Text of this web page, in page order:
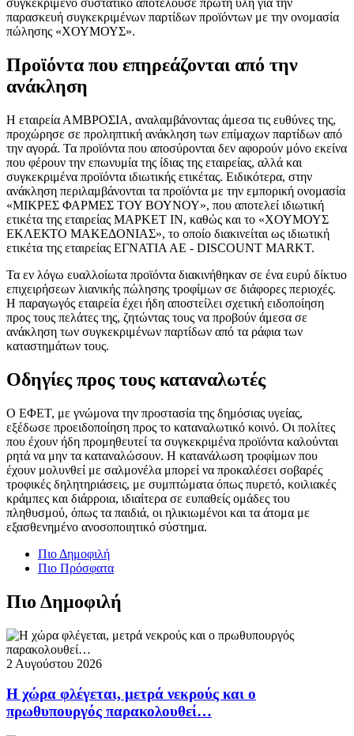
συγκεκριμένο συστατικό αποτελούσε πρώτη ύλη για την
παρασκευή συγκεκριμένων παρτίδων προϊόντων με την ονομασία
πώλησης «ΧΟΥΜΟΥΣ».
Προϊόντα που επηρεάζονται από την
ανάκληση
Η εταιρεία ΑΜΒΡΟΣΙΑ, αναλαμβάνοντας άμεσα τις ευθύνες της,
προχώρησε σε προληπτική ανάκληση των επίμαχων παρτίδων από
την αγορά. Τα προϊόντα που αποσύρονται δεν αφορούν μόνο εκείνα
που φέρουν την επωνυμία της ίδιας της εταιρείας, αλλά και
συγκεκριμένα προϊόντα ιδιωτικής ετικέτας. Ειδικότερα, στην
ανάκληση περιλαμβάνονται τα προϊόντα με την εμπορική ονομασία
«ΜΙΚΡΕΣ ΦΑΡΜΕΣ ΤΟΥ ΒΟΥΝΟΥ», που αποτελεί ιδιωτική
ετικέτα της εταιρείας ΜΑΡΚΕΤ ΙΝ, καθώς και το «ΧΟΥΜΟΥΣ
ΕΚΛΕΚΤΟ ΜΑΚΕΔΟΝΙΑΣ», το οποίο διακινείται ως ιδιωτική
ετικέτα της εταιρείας ΕΓΝΑΤΙΑ ΑΕ - DISCOUNT MARKT.
Τα εν λόγω ευαλλοίωτα προϊόντα διακινήθηκαν σε ένα ευρύ δίκτυο
επιχειρήσεων λιανικής πώλησης τροφίμων σε διάφορες περιοχές.
Η παραγωγός εταιρεία έχει ήδη αποστείλει σχετική ειδοποίηση
προς τους πελάτες της, ζητώντας τους να προβούν άμεσα σε
ανάκληση των συγκεκριμένων παρτίδων από τα ράφια των
καταστημάτων τους.
Οδηγίες προς τους καταναλωτές
Ο ΕΦΕΤ, με γνώμονα την προστασία της δημόσιας υγείας,
εξέδωσε προειδοποίηση προς το καταναλωτικό κοινό. Οι πολίτες
που έχουν ήδη προμηθευτεί τα συγκεκριμένα προϊόντα καλούνται
ρητά να μην τα καταναλώσουν. Η κατανάλωση τροφίμων που
έχουν μολυνθεί με σαλμονέλα μπορεί να προκαλέσει σοβαρές
τροφικές δηλητηριάσεις, με συμπτώματα όπως πυρετό, κοιλιακές
κράμπες και διάρροια, ιδιαίτερα σε ευπαθείς ομάδες του
πληθυσμού, όπως τα παιδιά, οι ηλικιωμένοι και τα άτομα με
εξασθενημένο ανοσοποιητικό σύστημα.
Πιο Δημοφιλή
Πιο Πρόσφατα
Πιο Δημοφιλή
2 Αυγούστου 2026
Η χώρα φλέγεται, μετρά νεκρούς και ο
πρωθυπουργός παρακολουθεί…